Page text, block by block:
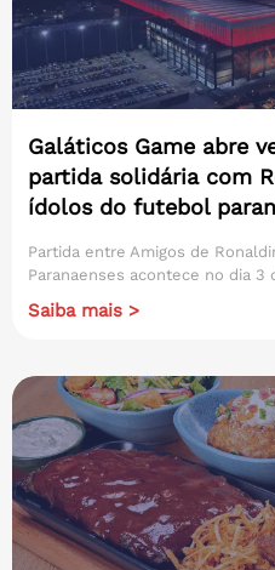
Galáticos Game abre
partida solidária com
ídolos do futebol
Partida entre Amigos de
Paranaenses acontece no dia 3
Saiba mais >